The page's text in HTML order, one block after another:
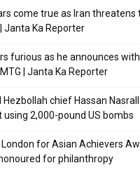
come true as Iran threatens
Janta Ka Reporter
furious as he announces
| Janta Ka Reporter
Hezbollah chief Hassan
2,000-pound US bombs
for Asian Achievers
for philanthropy